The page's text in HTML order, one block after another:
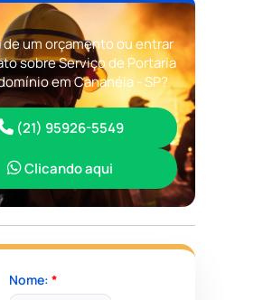
de um orçamento ou entrar
sobre Serviço de Portaria
em Cananéia - SP?
(21) 95926-5549
Clicando aqui
Nome: *